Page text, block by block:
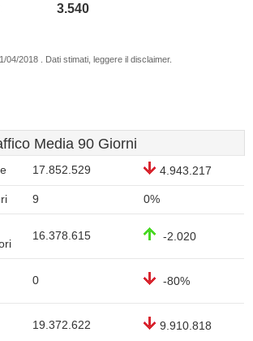
3.540
04/2018 . Dati stimati, leggere il disclaimer.
Media 90 Giorni
17.852.529 4.943.217
9 0%
16.378.615 -2.020
0 -80%
19.372.622 9.910.818